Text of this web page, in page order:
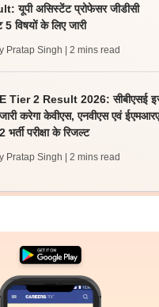
यूपी असिस्टेंट प्रोफेसर जीडीसी
5 विषयों के लिए जारी
Pratap Singh | 2 mins read
Tier 2 Result 2026: सीबीएसई
करेगा केवीएस, एनवीएस एवं
भर्ती परीक्षा के रिजल्ट
Pratap Singh | 2 mins read